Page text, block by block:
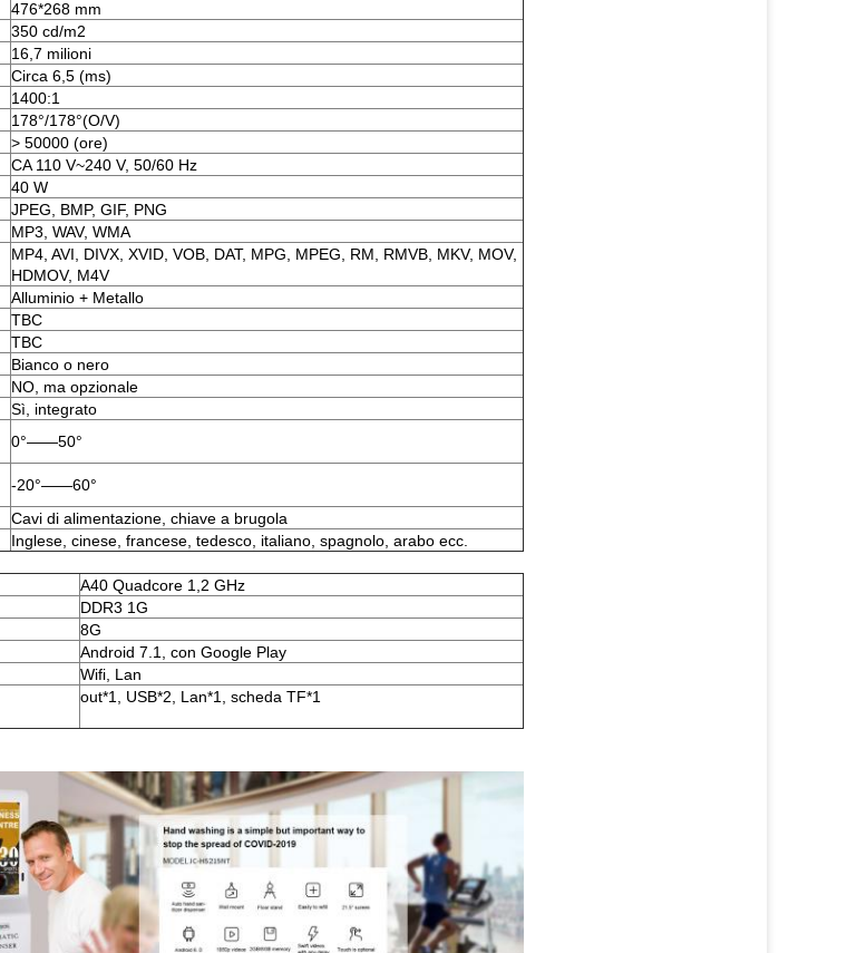
476*268 mm
350 cd/m2
16,7 milioni
Circa 6,5 (ms)
1400:1
178°/178°(O/V)
> 50000 (ore)
CA 110 V~240 V, 50/60 Hz
40 W
JPEG, BMP, GIF, PNG
MP3, WAV, WMA
MP4, AVI, DIVX, XVID, VOB, DAT, MPG, MPEG, RM, RMVB, MKV, MOV,
HDMOV, M4V
Alluminio + Metallo
TBC
TBC
Bianco o nero
NO, ma opzionale
Sì, integrato
0°——50°
-20°——60°
Cavi di alimentazione, chiave a brugola
Inglese, cinese, francese, tedesco, italiano, spagnolo, arabo ecc.
A40 Quadcore 1,2 GHz
DDR3 1G
8G
Android 7.1, con Google Play
Wifi, Lan
out*1, USB*2, Lan*1, scheda TF*1